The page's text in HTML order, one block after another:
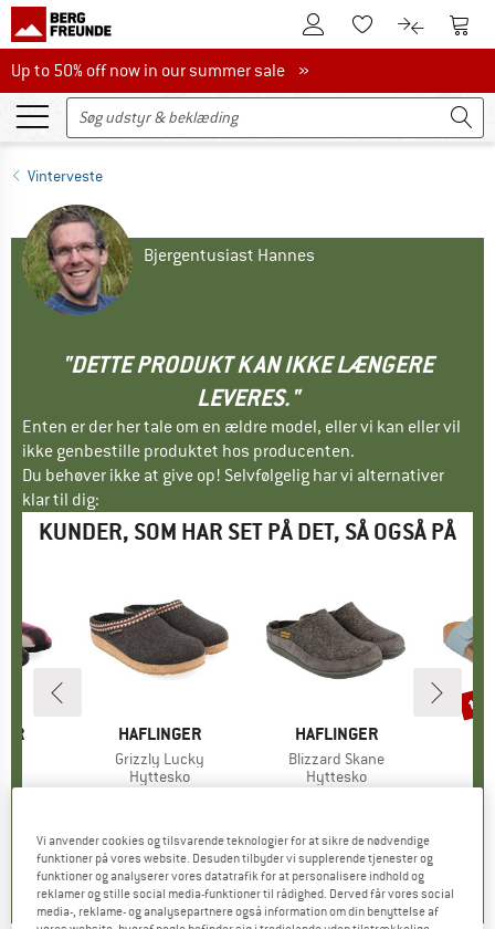
Til kundekontoenTil huskesedlen.
Til Til
Up to 50% off now in our summer sale
Up to 50% off now in our summer sale »
Vinterveste
Bjergentusiast Hannes
"DETTE PRODUKT KAN IKKE LÆNGERE
LEVERES."
Enten er der her tale om en ældre model, eller vi kan eller vil
ikke genbestille produktet hos producenten.
Du behøver ikke at give op! Selvfølgelig har vi alternativer
klar til dig:
KUNDER, SOM HAR SET PÅ DET, SÅ OGSÅ PÅ
€
)
MÆRKE
HAFLINGER
Artikel
Grizzly Lucky
Produktgruppe
Hyttesko
0,0 (0)
MÆRKE
HAFLINGER
Artikel
Blizzard Skane
Produktgruppe
Hyttesko
0,0(0)
79,95
til
Vi anvender cookies og tilsvarende teknologier for at sikre de nødvendige
funktioner på vores website. Desuden tilbyder vi supplerende tjenester og
funktioner og analyserer vores datatrafik for at personalisere indhold og
reklamer og stille social media-funktioner til rådighed. Derved får vores social
media-, reklame- og analysepartnere også information om din benyttelse af